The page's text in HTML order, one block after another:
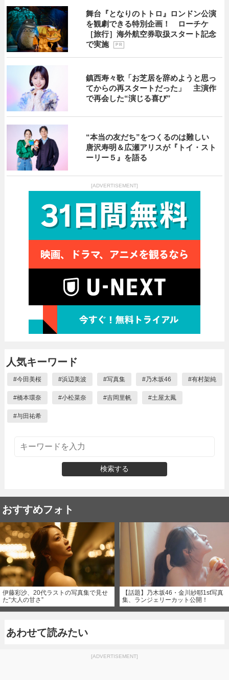
舞台『となりのトトロ』ロンドン公演
を観劇できる特別企画！ ローチケ
［旅行］海外航空券取扱スタート記念
で実施
P R
鎮西寿々歌「お芝居を辞めようと思っ
てからの再スタートだった」 主演作
で再会した“演じる喜び”
“本当の友だち”をつくるのは難しい
唐沢寿明＆広瀬アリスが『トイ・スト
ーリー５』を語る
[ADVERTISEMENT]
人気キーワード
#今田美桜 #浜辺美波 #写真集 #乃木坂46 #有村架純
#橋本環奈 #小松菜奈 #吉岡里帆 #土屋太鳳
#与田祐希
検索する
おすすめフォト
伊藤彩沙、20代ラストの写真集で見せ
た“大人の甘さ”
【話題】乃木坂46・金川紗耶1st写真
集、ランジェリーカット公開！
あわせて読みたい
[ADVERTISEMENT]